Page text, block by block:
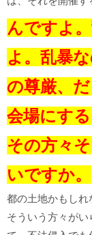
んですよ
よ。乱暴
の尊厳、
会場にす
その方々
いですか。
都の土地かもしれ
そういう方々が